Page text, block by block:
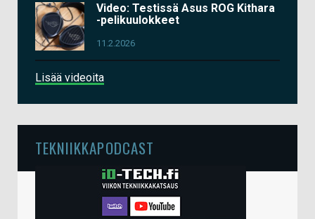
Video: Testissä Asus ROG Kithara
-pelikuulokkeet
11.2.2026
Lisää videoita
TEKNIIKKAPODCAST